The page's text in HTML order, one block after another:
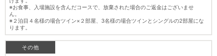
※お食事、入場施設を含んだコースで、放棄された場合のご返金はございませ
ん。
※２泊目４名様の場合ツイン×２部屋、3名様の場合ツインとシングルの2部屋にな
ります。
その他